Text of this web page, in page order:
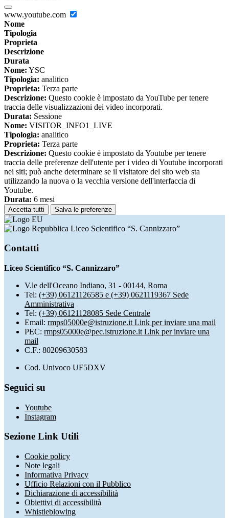
www.youtube.com
Nome
Tipologia
Proprieta
Descrizione
Durata
Nome: YSC
Tipologia: analitico
Proprieta: Terza parte
Descrizione: Questo cookie è impostato da YouTube per tenere
traccia delle visualizzazioni dei video incorporati.
Durata: Sessione
Nome: VISITOR_INFO1_LIVE
Tipologia: analitico
Proprieta: Terza parte
Descrizione: Questo cookie è impostato da Youtube per tenere
traccia delle preferenze dell'utente per i video di Youtube incorporati
nei siti; può anche determinare se il visitatore del sito web sta
utilizzando la nuova o la vecchia versione dell'interfaccia di
Youtube.
Durata: 6 mesi
Accetta tutti Salva le preferenze
Liceo Scientifico “S. Cannizzaro”
Contatti
Liceo Scientifico “S. Cannizzaro”
V.le dell'Oceano Indiano, 31 - 00144, Roma
Tel: (+39) 06121126585 e (+39) 0621119367 Sede
Amministrativa
Tel: (+39) 06121128085 Sede Centrale
Email: rmps05000e@istruzione.it Link per inviare una mail
PEC: rmps05000e@pec.istruzione.it Link per inviare una
mail
C.F.: 80209630583
Cod. Univoco UF5DXV
Seguici su
Youtube
Instagram
Sezione Link Utili
Cookie policy
Note legali
Informativa Privacy
Ufficio Relazioni con il Pubblico
Dichiarazione di accessibilità
Obiettivi di accessibilità
Whistleblowing